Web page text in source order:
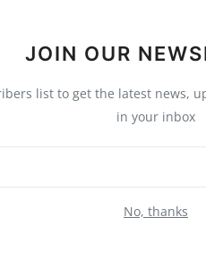
JOIN OUR
list to get the latest news,
in your inbox
No, thanks